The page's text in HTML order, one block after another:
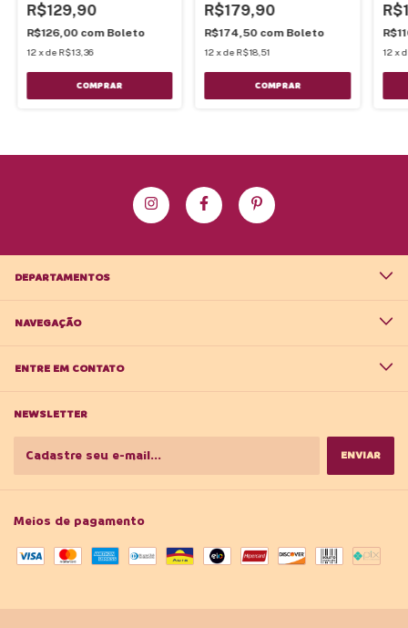
R$129,90
R$126,00 com Boleto
12xdeR$13,36
R$179,90
R$174,50 com Boleto
12 xdeR$18,51 12x
DEPARTAMENTOS
NAVEGAÇÃO
ENTRE EM CONTATO
NEWSLETTER
Meios de pagamento